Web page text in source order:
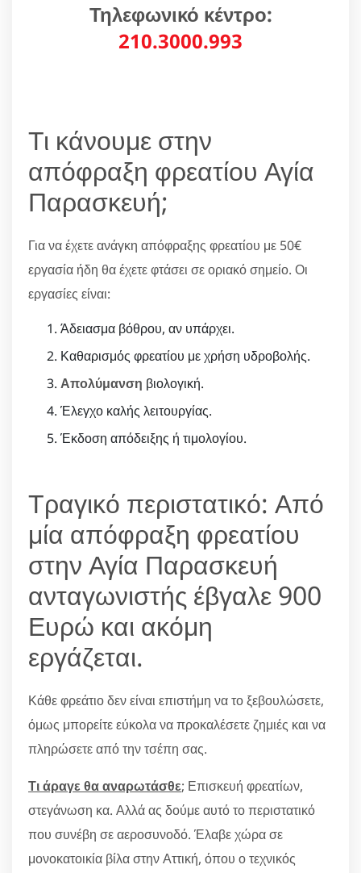
Τηλεφωνικό κέντρο:
210.3000.993
Τι κάνουμε στην
απόφραξη φρεατίου Αγία
Παρασκευή;
Για να έχετε ανάγκη απόφραξης φρεατίου με 50€
εργασία ήδη θα έχετε φτάσει σε οριακό σημείο. Οι
εργασίες είναι:
Άδειασμα βόθρου, αν υπάρχει.
Καθαρισμός φρεατίου με χρήση υδροβολής.
Απολύμανση βιολογική.
Έλεγχο καλής λειτουργίας.
Έκδοση απόδειξης ή τιμολογίου.
Τραγικό περιστατικό: Από
μία απόφραξη φρεατίου
στην Αγία Παρασκευή
ανταγωνιστής έβγαλε 900
Ευρώ και ακόμη
εργάζεται.
Κάθε φρεάτιο δεν είναι επιστήμη να το ξεβουλώσετε,
όμως μπορείτε εύκολα να προκαλέσετε ζημιές και να
πληρώσετε από την τσέπη σας.
Τι άραγε θα αναρωτάσθε; Επισκευή φρεατίων,
στεγάνωση κα. Αλλά ας δούμε αυτό το περιστατικό
που συνέβη σε αεροσυνοδό. Έλαβε χώρα σε
μονοκατοικία βίλα στην Αττική, όπου ο τεχνικός